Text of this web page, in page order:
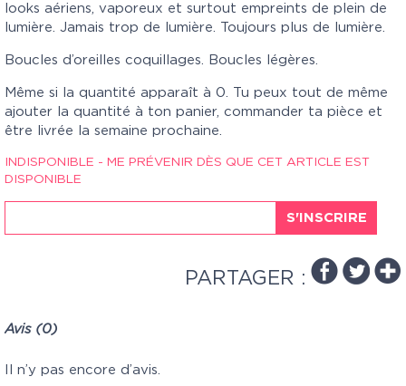
looks aériens, vaporeux et surtout empreints de plein de
lumière. Jamais trop de lumière. Toujours plus de lumière.
Boucles d’oreilles coquillages. Boucles légères.
Même si la quantité apparaît à 0. Tu peux tout de même
ajouter la quantité à ton panier, commander ta pièce et
être livrée la semaine prochaine.
INDISPONIBLE - ME PRÉVENIR DÈS QUE CET ARTICLE EST
DISPONIBLE
S'INSCRIRE
PARTAGER :
Avis (0)
Il n’y pas encore d’avis.